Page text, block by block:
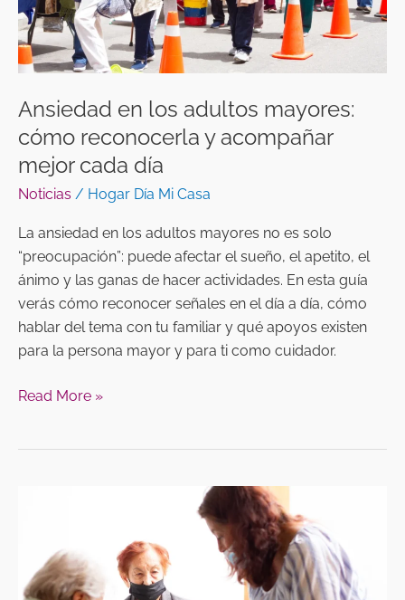
Ansiedad en los adultos mayores:
cómo reconocerla y acompañar
mejor cada día
Noticias / Hogar Día Mi Casa
La ansiedad en los adultos mayores no es solo
“preocupación”: puede afectar el sueño, el apetito, el
ánimo y las ganas de hacer actividades. En esta guía
verás cómo reconocer señales en el día a día, cómo
hablar del tema con tu familiar y qué apoyos existen
para la persona mayor y para ti como cuidador.
acompañar
mejor
cada
Read More »
cerebral
para